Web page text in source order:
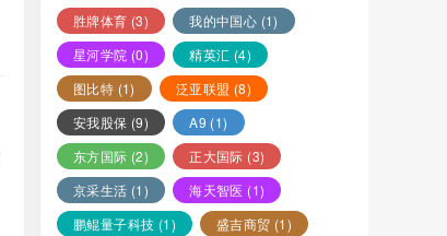
胜牌体育 (3) 我的中国心 (1)
星河学院 (0) 精英汇 (4)
图比特 (1) 泛亚联盟 (8)
安我股保 (9) A9 (1)
东方国际 (2) 正大国际 (3)
京采生活 (1) 海天智医 (1)
鹏鲲量子科技 (1) 盛吉商贸 (1)